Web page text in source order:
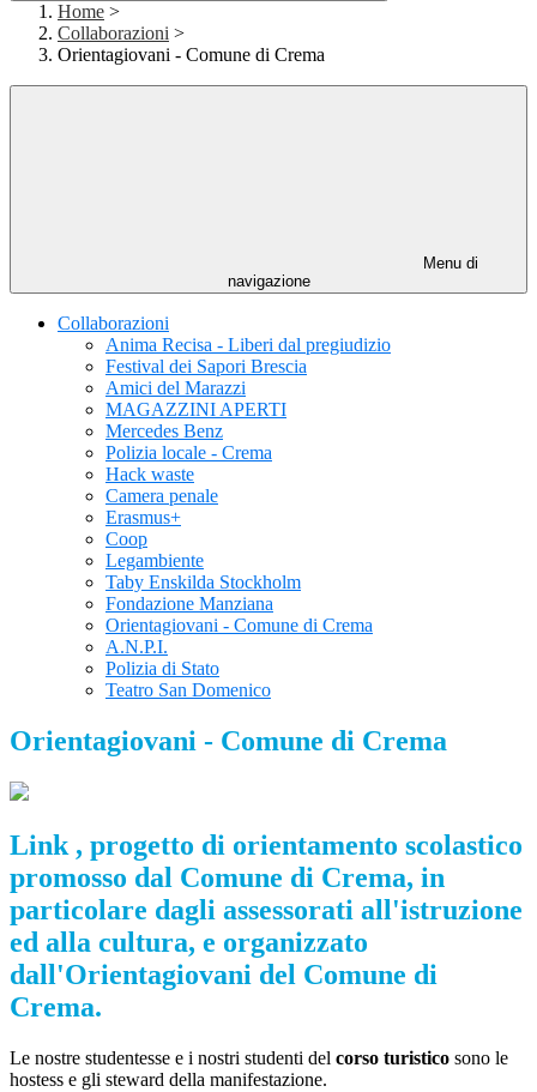
Home >
Collaborazioni >
Orientagiovani - Comune di Crema
Menu di
navigazione
Collaborazioni
Anima Recisa - Liberi dal pregiudizio
Festival dei Sapori Brescia
Amici del Marazzi
MAGAZZINI APERTI
Mercedes Benz
Polizia locale - Crema
Hack waste
Camera penale
Erasmus+
Coop
Legambiente
Taby Enskilda Stockholm
Fondazione Manziana
Orientagiovani - Comune di Crema
A.N.P.I.
Polizia di Stato
Teatro San Domenico
Orientagiovani - Comune di Crema
Link , progetto di orientamento scolastico
promosso dal Comune di Crema, in
particolare dagli assessorati all'istruzione
ed alla cultura, e organizzato
dall'Orientagiovani del Comune di
Crema.
Le nostre studentesse e i nostri studenti del corso turistico sono le
hostess e gli steward della manifestazione.